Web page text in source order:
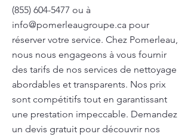
(855) 604-5477 ou à
info@pomerleaugroupe.ca pour
réserver votre service. Chez Pomerleau,
nous nous engageons à vous fournir
des tarifs de nos services de nettoyage
abordables et transparents. Nos prix
sont compétitifs tout en garantissant
une prestation impeccable. Demandez
un devis gratuit pour découvrir nos